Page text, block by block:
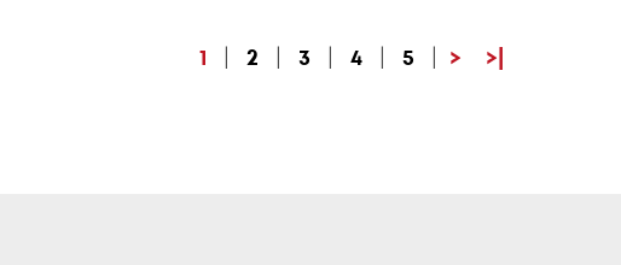
1 2 3 4 5 > >|